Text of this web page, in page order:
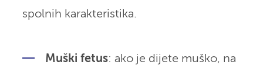
spolnih karakteristika.
Muški fetus: ako je dijete muško, na